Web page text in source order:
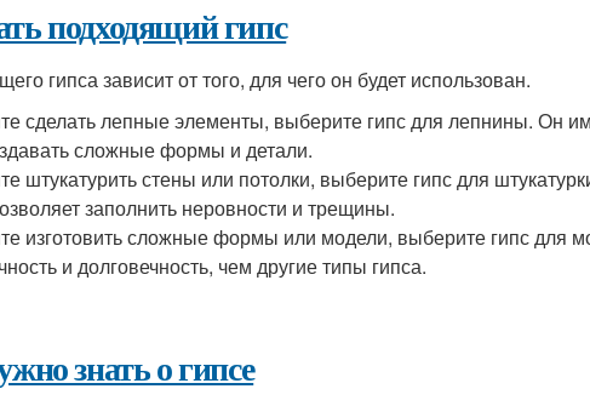
подходящий гипс
гипса зависит от того, для чего он будет использован.
сделать лепные элементы, выберите гипс для лепнины. Он
сложные формы и детали.
штукатурить стены или потолки, выберите гипс для
заполнить неровности и трещины.
изготовить сложные формы или модели, выберите гипс для
и долговечность, чем другие типы гипса.
знать о гипсе